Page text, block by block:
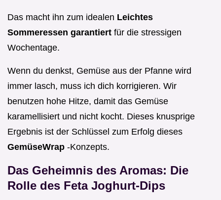
Das macht ihn zum idealen Leichtes
Sommeressen garantiert für die stressigen
Wochentage.
Wenn du denkst, Gemüse aus der Pfanne wird
immer lasch, muss ich dich korrigieren. Wir
benutzen hohe Hitze, damit das Gemüse
karamellisiert und nicht kocht. Dieses knusprige
Ergebnis ist der Schlüssel zum Erfolg dieses
GemüseWrap -Konzepts.
Das Geheimnis des Aromas: Die
Rolle des Feta Joghurt-Dips